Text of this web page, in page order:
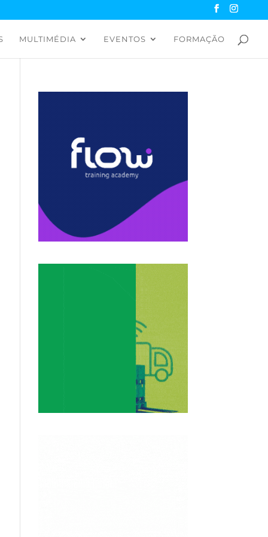
MULTIMÉDIA EVENTOS FORMAÇÃO